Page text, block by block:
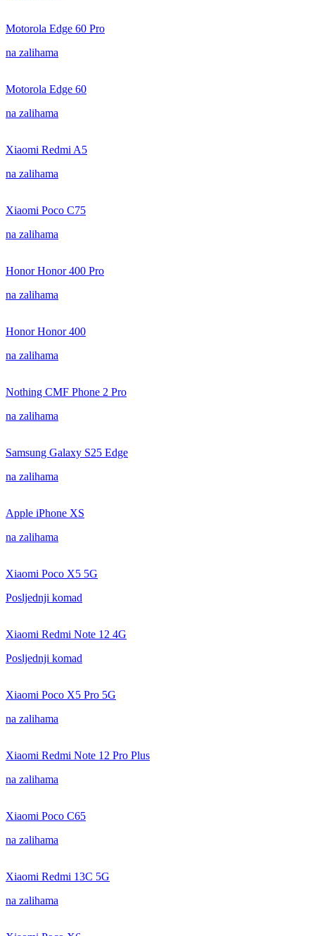
Motorola Edge 60 Pro
na zalihama
Motorola Edge 60
na zalihama
Xiaomi Redmi A5
na zalihama
Xiaomi Poco C75
na zalihama
Honor Honor 400 Pro
na zalihama
Honor Honor 400
na zalihama
Nothing CMF Phone 2 Pro
na zalihama
Samsung Galaxy S25 Edge
na zalihama
Apple iPhone XS
na zalihama
Xiaomi Poco X5 5G
Posljednji komad
Xiaomi Redmi Note 12 4G
Posljednji komad
Xiaomi Poco X5 Pro 5G
na zalihama
Xiaomi Redmi Note 12 Pro Plus
na zalihama
Xiaomi Poco C65
na zalihama
Xiaomi Redmi 13C 5G
na zalihama